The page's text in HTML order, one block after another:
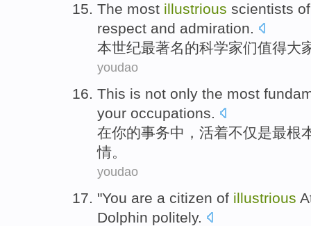
The most illustrious scientists of
respect and admiration.
本世纪最著名的科学家们值得大
youdao
This is not only the most
your occupations.
在你的事务中，活着不仅是最根
情。
youdao
"You are a citizen of illustrious
Dolphin politely.